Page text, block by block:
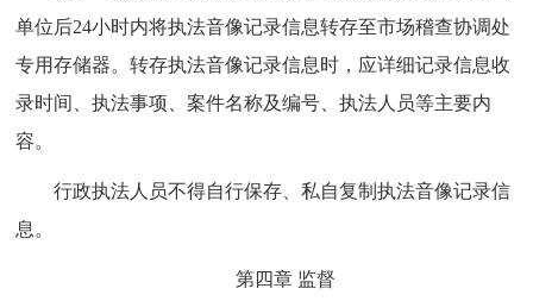
单位后24小时内将执法音像记录信息转存至市场稽查协调处
专用存储器。转存执法音像记录信息时，应详细记录信息收
录时间、执法事项、案件名称及编号、执法人员等主要内
容。
行政执法人员不得自行保存、私自复制执法音像记录信
息。
第四章 监督